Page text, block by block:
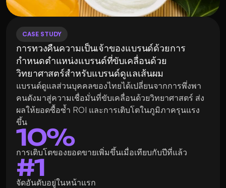
CASE STUDY
การทวงคืนความเป็นเจ้าของแบรนด์ด้วยการ
กำหนดตำแหน่งแบรนด์ที่ขับเคลื่อนด้วย
วิทยาศาสตร์สำหรับแบรนด์ดูแลเส้นผม
แบรนด์ดูแลส่วนบุคคลของไทยได้เปลี่ยนจากการพึ่งพา
คนดังมาสู่ความเชื่อมั่นที่ขับเคลื่อนด้วยวิทยาศาสตร์ ส่ง
ผลให้ยอดซื้อซ้ำ ROI และการเติบโตในภูมิภาครุนแรง
ขึ้น
10%
การเติบโตของยอดขายเพิ่มขึ้นเมื่อเทียบกับปีที่แล้ว
#1
จัดอันดับอยู่ในหน้าแรก